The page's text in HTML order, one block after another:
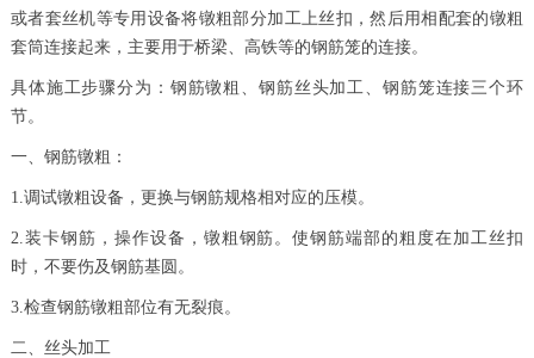
或者套丝机等专用设备将镦粗部分加工上丝扣，然后用相配套的镦粗
套筒连接起来，主要用于桥梁、高铁等的钢筋笼的连接。
具体施工步骤分为：钢筋镦粗、钢筋丝头加工、钢筋笼连接三个环
节。
一、钢筋镦粗：
1.调试镦粗设备，更换与钢筋规格相对应的压模。
2.装卡钢筋，操作设备，镦粗钢筋。使钢筋端部的粗度在加工丝扣
时，不要伤及钢筋基圆。
3.检查钢筋镦粗部位有无裂痕。
二、丝头加工